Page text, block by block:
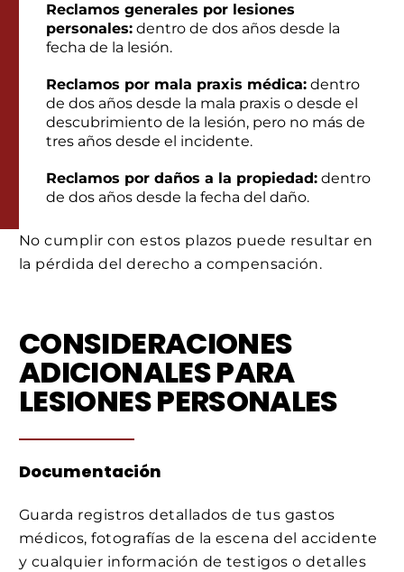
Reclamos generales por lesiones
personales: dentro de dos años desde la
fecha de la lesión.
Reclamos por mala praxis médica: dentro
de dos años desde la mala praxis o desde el
descubrimiento de la lesión, pero no más de
tres años desde el incidente.
Reclamos por daños a la propiedad: dentro
de dos años desde la fecha del daño.
No cumplir con estos plazos puede resultar en
la pérdida del derecho a compensación.
CONSIDERACIONES
ADICIONALES PARA
LESIONES PERSONALES
Documentación
Guarda registros detallados de tus gastos
médicos, fotografías de la escena del accidente
y cualquier información de testigos o detalles